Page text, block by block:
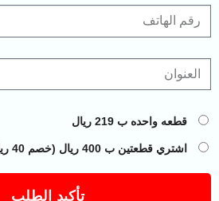
قطعه واحده ب 219 ريال
اشتري قطعتين ب 400 ريال (خصم 40 ريال )
تأكيد الطلب